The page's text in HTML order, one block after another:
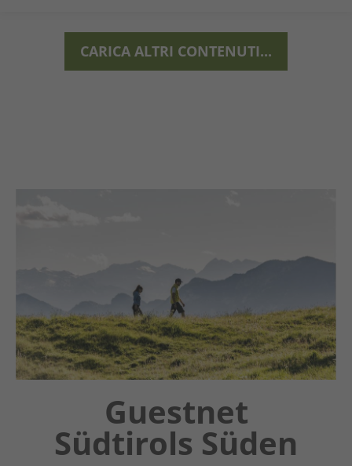
CARICA ALTRI CONTENUTI...
Chatbot OTTO
Il tuo assistente digitale nel Sud dell’Alto
Guestnet
Südtirols Süden
Winter
Wonderland